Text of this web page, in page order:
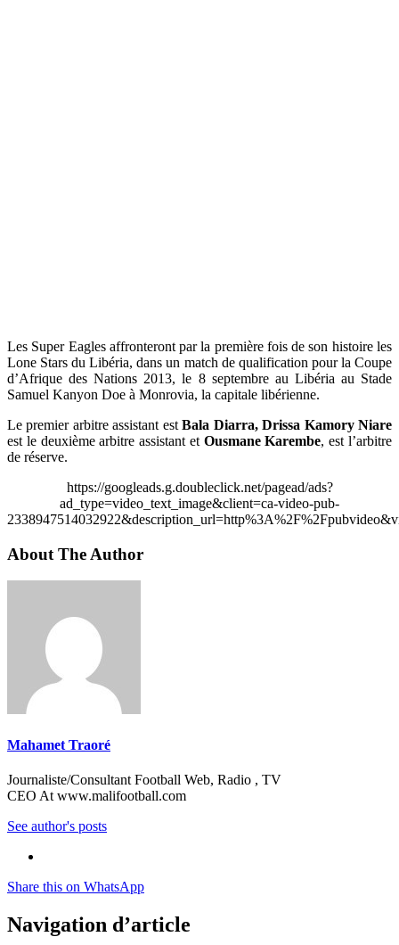
Les Super Eagles affronteront par la première fois de son histoire les
Lone Stars du Libéria, dans un match de qualification pour la Coupe
d’Afrique des Nations 2013, le 8 septembre au Libéria au Stade
Samuel Kanyon Doe à Monrovia, la capitale libérienne.
Le premier arbitre assistant estBala Diarra, Drissa Kamory Niare
est le deuxième arbitre assistant et Ousmane Karembe, est l’arbitre
de réserve.
https://googleads.g.doubleclick.net/pagead/ads?
ad_type=video_text_image&client=ca-video-pub-
About The Author
Mahamet Traoré
Journaliste/Consultant Football Web, Radio , TV
CEO At www.malifootball.com
See author's posts
Share this on WhatsApp
Navigation d’article